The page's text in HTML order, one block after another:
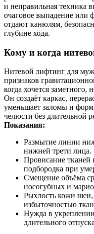
и неправильная техника
очаговое выпадение или
отдают канюлям,
глубине хода.
Кому и когда
Нитевой лифтинг для
признаков
когда хочется заметного,
Он создаёт каркас,
уменьшает заломы и
челюсти без длительной
Показания:
Размытие линии
нижней трети лица.
Провисание тканей
подбородка при
Смещение объёма
носогубных и
Рыхлость кожи шеи,
избыточностью
Нужда в
длительного